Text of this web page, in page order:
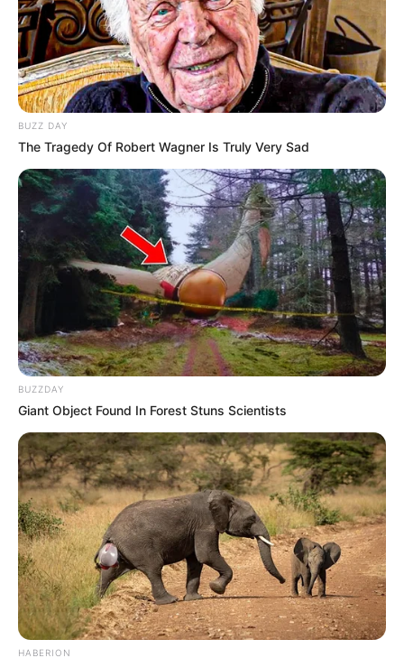
BUZZ DAY
The Tragedy Of Robert Wagner Is Truly Very Sad
BUZZDAY
Giant Object Found In Forest Stuns Scientists
HABERION